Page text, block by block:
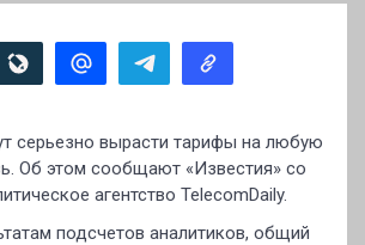
серьезно вырасти тарифы на любую
Об этом сообщают «Известия» со
агентство TelecomDaily.
подсчетов аналитиков, общий